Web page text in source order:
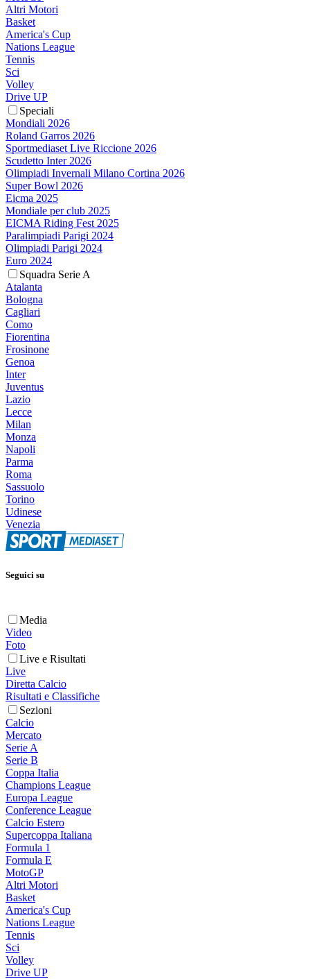
Altri Motori
Basket
America's Cup
Nations League
Tennis
Sci
Volley
Drive UP
Speciali
Mondiali 2026
Roland Garros 2026
Sportmediaset Live Riccione 2026
Scudetto Inter 2026
Olimpiadi Invernali Milano Cortina 2026
Super Bowl 2026
Eicma 2025
Mondiale per club 2025
EICMA Riding Fest 2025
Paralimpiadi Parigi 2024
Olimpiadi Parigi 2024
Euro 2024
Squadra Serie A
Atalanta
Bologna
Cagliari
Como
Fiorentina
Frosinone
Genoa
Inter
Juventus
Lazio
Lecce
Milan
Monza
Napoli
Parma
Roma
Sassuolo
Torino
Udinese
Venezia
Seguici su
Media
Video
Foto
Live e Risultati
Live
Diretta Calcio
Risultati e Classifiche
Sezioni
Calcio
Mercato
Serie A
Serie B
Coppa Italia
Champions League
Europa League
Conference League
Calcio Estero
Supercoppa Italiana
Formula 1
Formula E
MotoGP
Altri Motori
Basket
America's Cup
Nations League
Tennis
Sci
Volley
Drive UP